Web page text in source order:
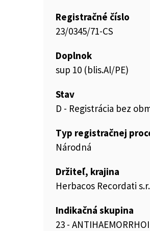
Registračné číslo
23/0345/71-CS
Doplnok
sup 10 (blis.Al/PE)
Stav
D - Registrácia bez
Typ registračnej
Národná
Držiteľ, krajina
Herbacos Recordati
Indikačná skupina
23 -